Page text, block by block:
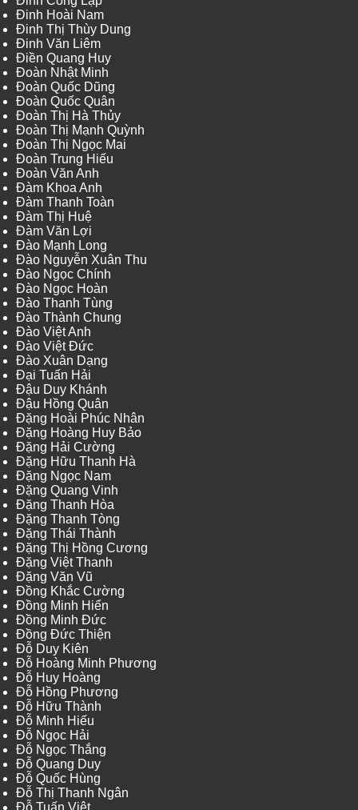
Đinh Hoài Nam
Đinh Thị Thùy Dung
Đinh Văn Liêm
Điền Quang Huy
Đoàn Nhật Minh
Đoàn Quốc Dũng
Đoàn Quốc Quân
Đoàn Thị Hà Thủy
Đoàn Thị Mạnh Quỳnh
Đoàn Thị Ngọc Mai
Đoàn Trung Hiếu
Đoàn Văn Anh
Đàm Khoa Anh
Đàm Thanh Toàn
Đàm Thị Huệ
Đàm Văn Lợi
Đào Mạnh Long
Đào Nguyễn Xuân Thu
Đào Ngọc Chính
Đào Ngọc Hoàn
Đào Thanh Tùng
Đào Thành Chung
Đào Việt Anh
Đào Việt Đức
Đào Xuân Dạng
Đại Tuấn Hải
Đậu Duy Khánh
Đậu Hồng Quân
Đặng Hoài Phúc Nhân
Đặng Hoàng Huy Bảo
Đặng Hải Cường
Đặng Hữu Thanh Hà
Đặng Ngọc Nam
Đặng Quang Vinh
Đặng Thanh Hòa
Đặng Thanh Tòng
Đặng Thái Thành
Đặng Thị Hồng Cương
Đặng Việt Thanh
Đặng Văn Vũ
Đồng Khắc Cường
Đồng Minh Hiển
Đồng Minh Đức
Đồng Đức Thiện
Đỗ Duy Kiên
Đỗ Hoàng Minh Phương
Đỗ Huy Hoàng
Đỗ Hồng Phương
Đỗ Hữu Thành
Đỗ Minh Hiếu
Đỗ Ngọc Hải
Đỗ Ngọc Thắng
Đỗ Quang Duy
Đỗ Quốc Hùng
Đỗ Thị Thanh Ngân